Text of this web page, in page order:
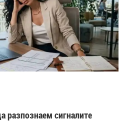
разпознаем сигналите